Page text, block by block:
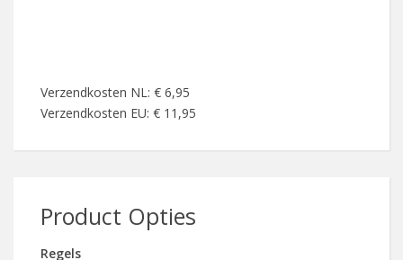
Verzendkosten NL: € 6,95
Verzendkosten EU: € 11,95
Product Opties
Regels